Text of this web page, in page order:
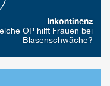
Inkontinenz
OP hilft Frauen bei
Blasen­schwäche?